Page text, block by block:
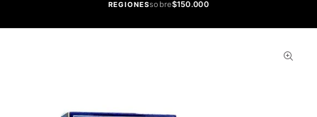
REGIONESsobre$150.000